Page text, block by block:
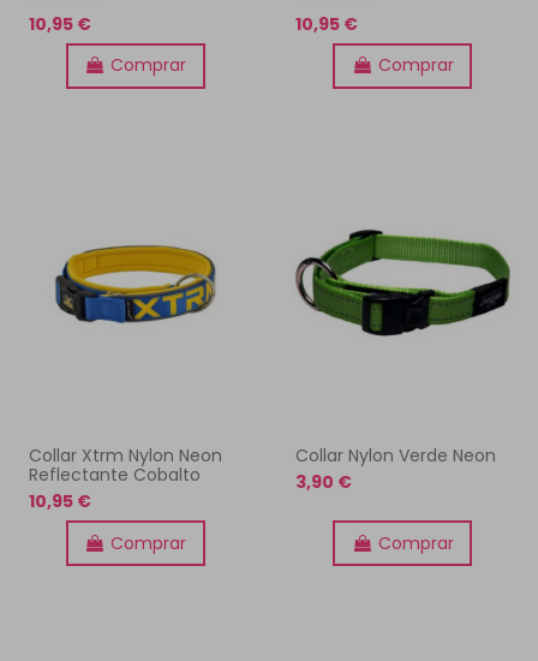
10,95 €
Comprar
10,95 €
Comprar
Collar Xtrm Nylon Neon
Reflectante Cobalto
10,95 €
Comprar
Collar Nylon Verde Neon
3,90 €
Comprar